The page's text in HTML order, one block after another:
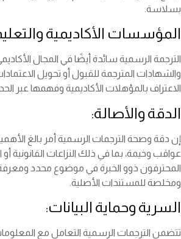
بسلاسة.
المؤسسات الأكاديمية
الترجمة الرسمية سائدة أيضًا في المجال
والشهادات المترجمة للقبول أو تحويل
الاعتراف بالمؤهلات الأكاديمية وفهمها عبر
الدقة والأصالة:
إن دقة وصحة الترجمات الرسمية أمر بالغ
عواقب وخيمة، بما في ذلك النزاعات القانونية
المحترفون ذوو الخبرة في موضوع محدد
ومخلصة للمستندات الأصلية.
السرية وحماية البيانات:
تتضمن الترجمات الرسمية التعامل مع